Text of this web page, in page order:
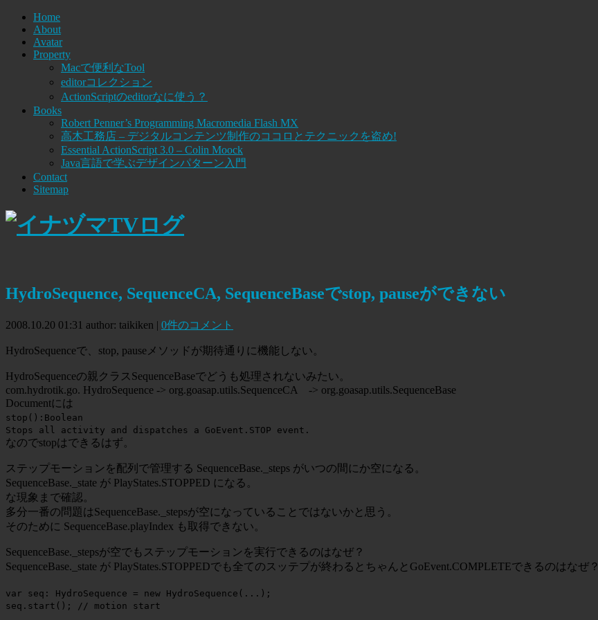
Home
About
Avatar
Property
Macで便利なTool
editorコレクション
ActionScriptのeditorなに使う？
Books
Robert Penner’s Programming Macromedia Flash MX
高木工務店 – デジタルコンテンツ制作のココロとテクニックを盗め!
Essential ActionScript 3.0 – Colin Moock
Java言語で学ぶデザインパターン入門
Contact
Sitemap
HydroSequence, SequenceCA, SequenceBaseでstop, pauseができない
2008.10.20 01:31 author: taikiken | 0件のコメント
HydroSequenceで、stop, pauseメソッドが期待通りに機能しない。
HydroSequenceの親クラスSequenceBaseでどうも処理されないみたい。
com.hydrotik.go. HydroSequence -> org.goasap.utils.SequenceCA -> org.goasap.utils.SequenceBase
Documentには
stop():Boolean
Stops all activity and dispatches a GoEvent.STOP event.
なのでstopはできるはず。
ステップモーションを配列で管理する SequenceBase._steps がいつの間にか空になる。
SequenceBase._state が PlayStates.STOPPED になる。
な現象まで確認。
多分一番の問題はSequenceBase._stepsが空になっていることではないかと思う。
そのために SequenceBase.playIndex も取得できない。
SequenceBase._stepsが空でもステップモーションを実行できるのはなぜ？
SequenceBase._state が PlayStates.STOPPEDでも全てのスッテプが終わるとちゃんとGoEvent.COMPLETEできるのはなぜ？
var seq: HydroSequence = new HydroSequence(...);
seq.start(); // motion start